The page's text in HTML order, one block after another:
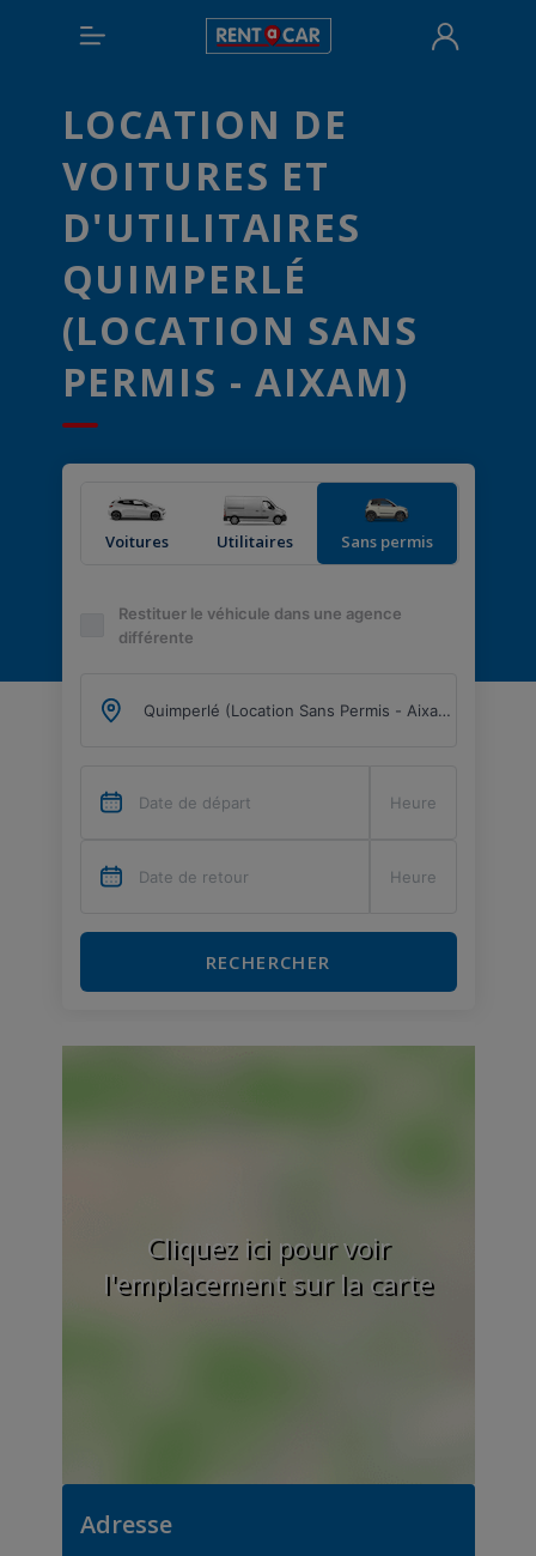
LOCATION DE
VOITURES ET
D'UTILITAIRES
QUIMPERLÉ
(LOCATION SANS
PERMIS - AIXAM)
Voitures Utilitaires Sans permis
Restituer le véhicule dans une agence
différente
RECHERCHER
Cliquez ici pour voir
l'emplacement sur la carte
Adresse